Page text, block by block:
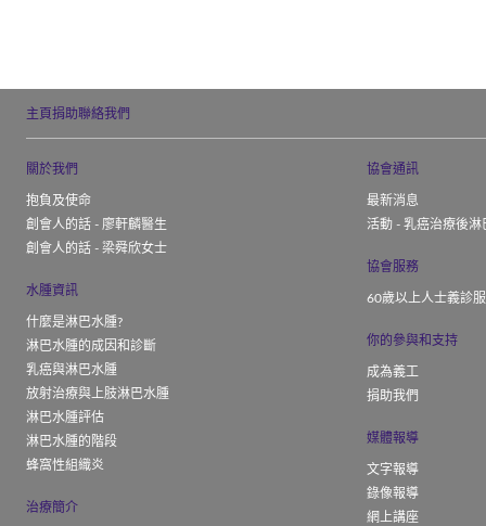
主頁捐助聯絡我們
關於我們
抱負及使命
創會人的話 - 廖軒麟醫生
創會人的話 - 梁舜欣女士
水腫資訊
什麼是淋巴水腫?
淋巴水腫的成因和診斷
乳癌與淋巴水腫
放射治療與上肢淋巴水腫
淋巴水腫評估
淋巴水腫的階段
蜂窩性組織炎
治療簡介
協會通訊
最新消息
活動 - 乳癌治療後
協會服務
60歲以上人士義診
你的參與和支持
成為義工
捐助我們
媒體報導
文字報導
錄像報導
網上講座